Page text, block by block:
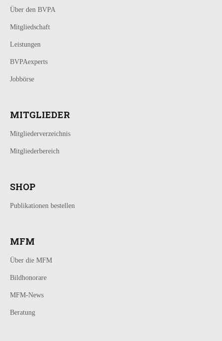
Über den BVPA
Mitgliedschaft
Leistungen
BVPAexperts
Jobbörse
MITGLIEDER
Mitgliederverzeichnis
Mitgliederbereich
SHOP
Publikationen bestellen
MFM
Über die MFM
Bildhonorare
MFM-News
Beratung